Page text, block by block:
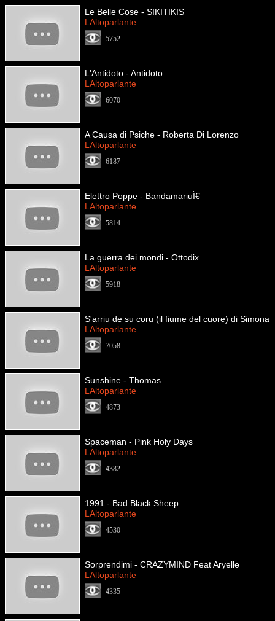
Le Belle Cose - SIKITIKIS
LAltoparlante
5752
L'Antidoto - Antidoto
LAltoparlante
6070
A Causa di Psiche - Roberta Di Lorenzo
LAltoparlante
6187
Elettro Poppe - BandamariuÌ€
LAltoparlante
5814
La guerra dei mondi - Ottodix
LAltoparlante
5918
S'arriu de su coru (il fiume del cuore) di Simona
LAltoparlante
7058
Sunshine - Thomas
LAltoparlante
4873
Spaceman - Pink Holy Days
LAltoparlante
4382
1991 - Bad Black Sheep
LAltoparlante
4530
Sorprendimi - CRAZYMIND Feat Aryelle
LAltoparlante
4335